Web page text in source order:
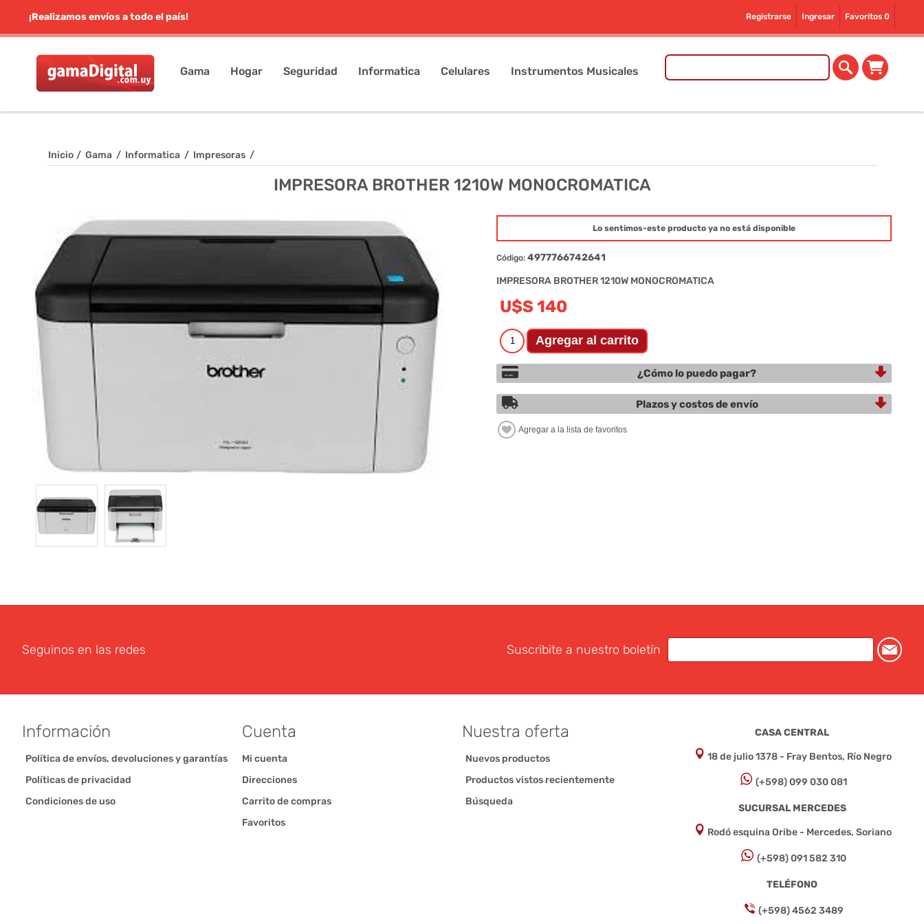
Registrarse Ingresar Favoritos 0
¡Realizamos envíos a todo el país!
Gama Hogar Seguridad Informatica Celulares Instrumentos Musicales
Inicio / Gama / Informatica / Impresoras /
IMPRESORA BROTHER 1210W MONOCROMATICA
Lo sentimos-este producto ya no está disponible
Código: 4977766742641
IMPRESORA BROTHER 1210W MONOCROMATICA
U$S 140
¿Cómo lo puedo pagar?
Plazos y costos de envío
Seguinos en las redes Suscribite a nuestro boletín
Información
Política de envíos, devoluciones y garantías
Políticas de privacidad
Condiciones de uso
Cuenta
Mi cuenta
Direcciones
Carrito de compras
Favoritos
Nuestra oferta
Nuevos productos
Productos vistos recientemente
Búsqueda
CASA CENTRAL
18 de julio 1378 - Fray Bentos, Río Negro
(+598) 099 030 081
SUCURSAL MERCEDES
Rodó esquina Oribe - Mercedes, Soriano
(+598) 091 582 310
TELÉFONO
(+598) 4562 3489